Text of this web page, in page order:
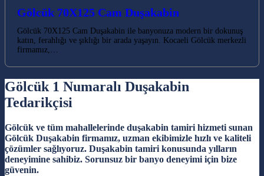
Gölcük 70X125 Cam Duşakabin
Gölcük 70X125 Cam Duşakabin ile banyonuza modern bir dokunuş
katın, ferahlığı ve şıklığı bir arada yaşayın. Kocaeli Gölcük merkezli
firmamız,…
Gölcük 1 Numaralı Duşakabin
Tedarikçisi
Gölcük ve tüm mahallelerinde duşakabin tamiri hizmeti sunan
Gölcük Duşakabin firmamız, uzman ekibimizle hızlı ve kaliteli
çözümler sağlıyoruz. Duşakabin tamiri konusunda yılların
deneyimine sahibiz. Sorunsuz bir banyo deneyimi için bize
güvenin.